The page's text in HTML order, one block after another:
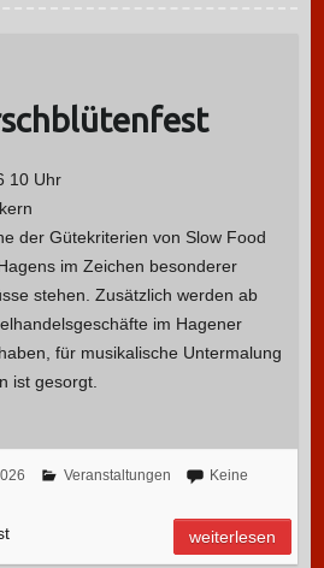
10 Uhr
der Gütekriterien von Slow Food
im Zeichen besonderer
stehen. Zusätzlich werden ab
im Hagener
für musikalische Untermalung
ist gesorgt.
Veranstaltungen
Keine
weiterlesen